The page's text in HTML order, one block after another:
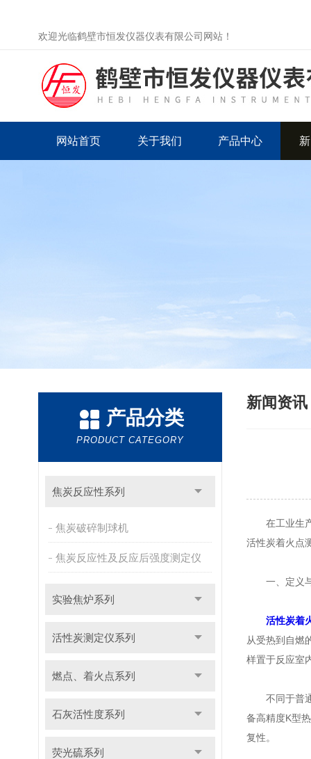
欢迎光临鹤壁市恒发仪器仪表有限公司网站！
网站首页 关于我们 产品中心
产品分类
PRODUCT CATEGORY
焦炭反应性系列
焦炭破碎制球机
焦炭反应性及反应后强度测定仪
实验焦炉系列
活性炭测定仪系列
燃点、着火点系列
石灰活性度系列
荧光硫系列
新闻资讯
在工业生产
活性炭着火点
一、定义与
活性炭着
从受热到自燃
样置于反应室
不同于普通
备高精度K型
复性。